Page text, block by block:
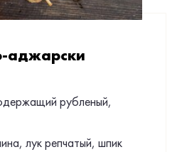
аджарски
рубленый,
лук репчатый, шпик